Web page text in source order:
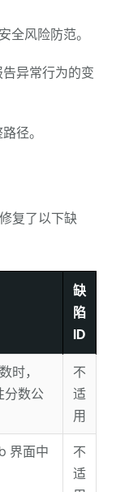
全风险防范。
异常行为的变
径。
复了以下缺
缺
陷
ID
时，
数公
不
适
用
界面中
不
适